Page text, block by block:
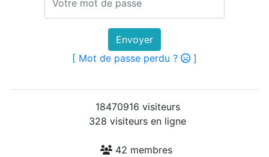
Envoyer
[ Mot de passe perdu ?
]
18470916 visiteurs
328 visiteurs en ligne
42 membres